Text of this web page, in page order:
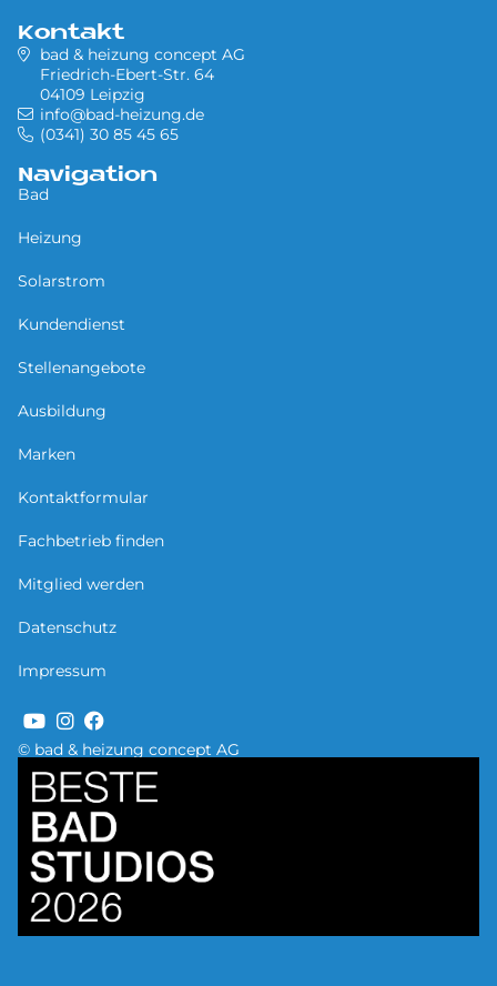
© bad & heizung concept AG
Kontakt
bad & heizung concept AG
Friedrich-Ebert-Str. 64
04109 Leipzig
info@bad-heizung.de
(0341) 30 85 45 65
Navigation
Bad
Heizung
Solarstrom
Kundendienst
Stellenangebote
Ausbildung
Marken
Kontaktformular
Fachbetrieb finden
Mitglied werden
Datenschutz
Impressum